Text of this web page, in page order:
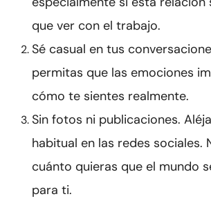
que ver con el trabajo.
Sé casual en tus
permitas que las emociones
cómo te sientes realmente.
Sin fotos ni publicaciones.
habitual en las redes sociales.
cuánto quieras que el mundo
para ti.